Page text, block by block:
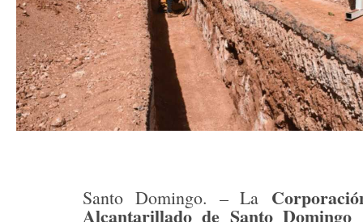
Santo Domingo. – La
Alcantarillado de Santo Domingo